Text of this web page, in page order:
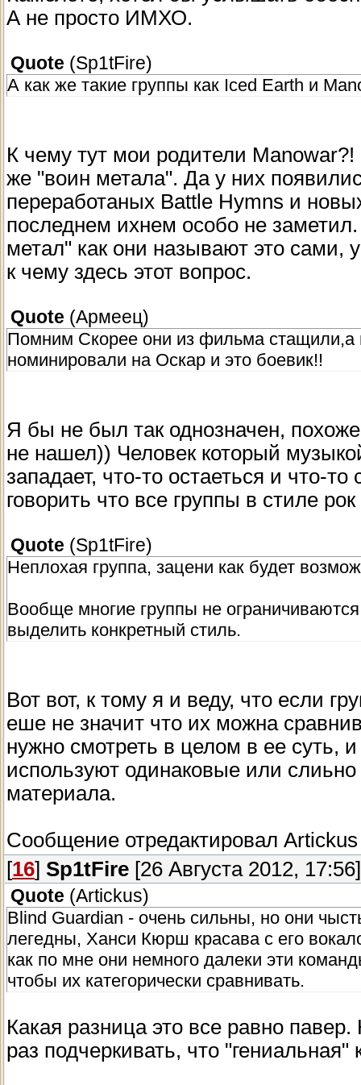
А не просто ИМХО.
Quote (Sp1tFire)
А как же такие группы как Iced Earth и
К чему тут мои родители
же "воин метала". Да у них
переработаных Battle Hymns и
последнем ихнем особо не
метал" как они называют это сами,
к чему здесь этот вопрос.
Quote (Армеец)
Помним Скорее они из фильма стащили,а
номинировали на Оскар и это боевик!!
Я бы не был так однозначен,
не нашел)) Человек который
западает, что-то остаеться и что-
говорить что все группы в стиле
Quote (Sp1tFire)
Неплохая группа, зацени как будет
Вообще многие группы не
выделить конкретный стиль.
Вот вот, к тому я и веду, что если
еше не значит что их можна
нужно смотреть в целом в ее суть,
используют одинаковые или
материала.
Сообщение отредактировал Artickus
[16] Sp1tFire [26 Августа 2012, 17:56]
Quote (Artickus)
Blind Guardian - очень сильны, но они
легедны, Ханси Кюрш красава с его
как по мне они немного далеки эти
чтобы их категорически сравнивать.
Какая разница это все равно
раз подчеркивать, что